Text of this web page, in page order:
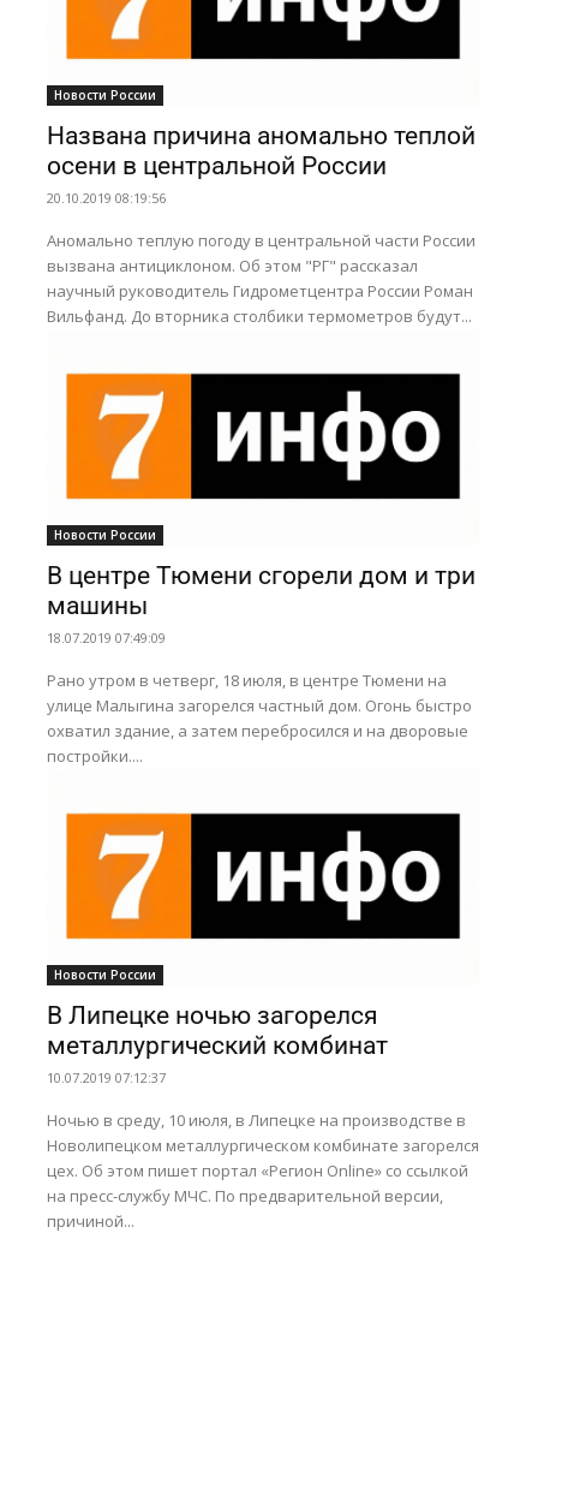
Новости России
Названа причина аномально теплой
осени в центральной России
20.10.2019 08:19:56
Аномально теплую погоду в центральной части России
вызвана антициклоном. Об этом "РГ" рассказал
научный руководитель Гидрометцентра России Роман
Вильфанд. До вторника столбики термометров будут...
Новости России
В центре Тюмени сгорели дом и три
машины
18.07.2019 07:49:09
Рано утром в четверг, 18 июля, в центре Тюмени на
улице Малыгина загорелся частный дом. Огонь быстро
охватил здание, а затем перебросился и на дворовые
постройки....
Новости России
В Липецке ночью загорелся
металлургический комбинат
10.07.2019 07:12:37
Ночью в среду, 10 июля, в Липецке на производстве в
Новолипецком металлургическом комбинате загорелся
цех. Об этом пишет портал «Регион Online» со ссылкой
на пресс-службу МЧС. По предварительной версии,
причиной...